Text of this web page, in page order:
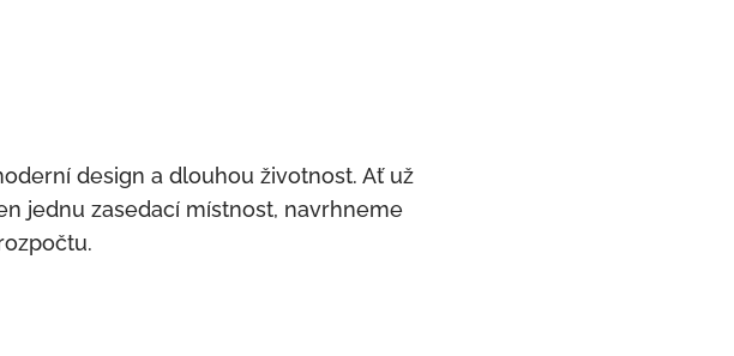
design a dlouhou životnost. Ať už
jednu zasedací místnost, navrhneme